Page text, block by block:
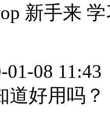
新手来
01-08 11:43
道好用吗？